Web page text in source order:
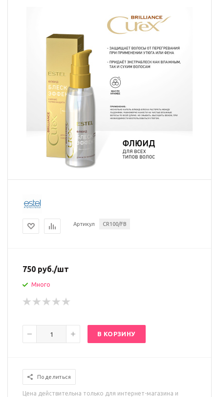
Артикул CR100/FB
750 руб./шт
Много
В КОРЗИНУ
Поделиться
Цена действительна только для интернет-магазина и